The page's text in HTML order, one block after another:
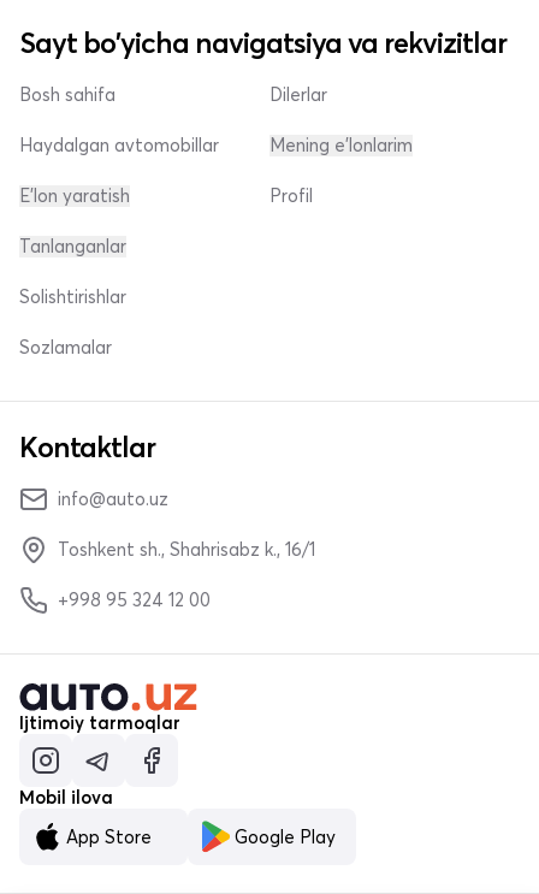
Sayt bo'yicha navigatsiya va rekvizitlar
Bosh sahifa
Haydalgan avtomobillar
E'lon yaratish
Dilerlar
Mening e'lonlarim
Profil
Tanlanganlar
Solishtirishlar
Sozlamalar
Kontaktlar
info@auto.uz
Toshkent sh., Shahrisabz k., 16/1
+998 95 324 12 00
Ijtimoiy tarmoqlar
Mobil ilova
App Store
Google Play